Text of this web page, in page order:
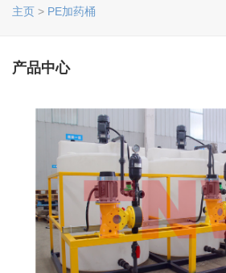
主页 > PE加药桶
产品中心